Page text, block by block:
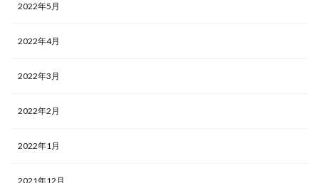
2022年5月
2022年4月
2022年3月
2022年2月
2022年1月
2021年12月